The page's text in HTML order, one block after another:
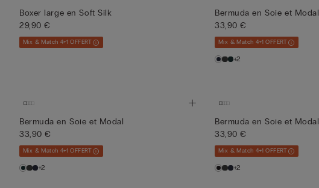
Boxer large en Soft Silk
29,90 €
Mix & Match 4+1 OFFERT
Bermuda en Soie et Modal
33,90 €
Mix & Match 4+1 OFFERT
+2
Bermuda en Soie et Modal
33,90 €
Mix & Match 4+1 OFFERT
+2
Bermuda en Soie et Modal
33,90 €
Mix & Match 4+1 OFFERT
+2